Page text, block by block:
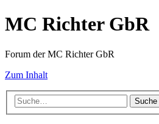
MC Richter GbR
Forum der MC Richter GbR
Zum Inhalt
Suche